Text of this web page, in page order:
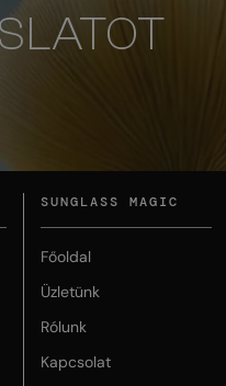
SUNGLASS MAGIC
Főoldal
Üzletünk
Rólunk
Kapcsolat